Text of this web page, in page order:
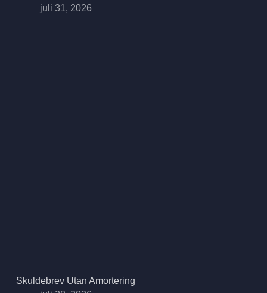
juli 31, 2026
Skuldebrev Utan Amortering